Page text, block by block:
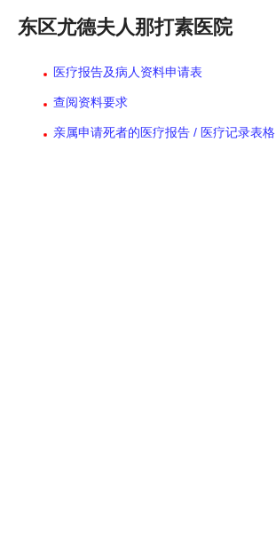
东区尤德夫人那打素医院
医疗报告及病人资料申请表
查阅资料要求
亲属申请死者的医疗报告 / 医疗记录表格